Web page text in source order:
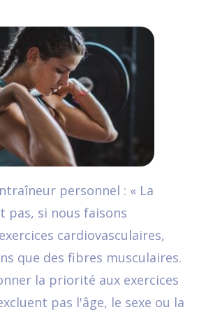
personnel : « La
pas, si nous faisons
cardiovasculaires,
que des fibres musculaires.
la priorité aux exercices
pas l'âge, le sexe ou la